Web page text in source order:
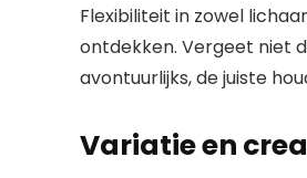
Flexibiliteit in zowel
ontdekken. Vergeet niet
avontuurlijks, de juiste
Variatie en